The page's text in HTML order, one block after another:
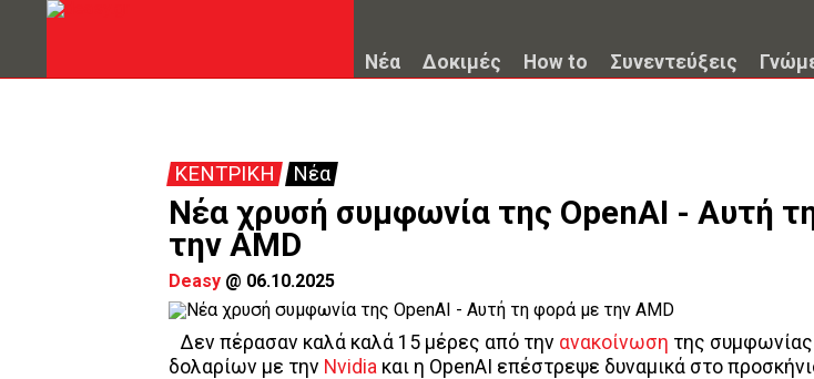
Νέα Δοκιμές How to Συνεντεύξεις
ΚΕΝΤΡΙΚΗ Νέα
Νέα χρυσή συμφωνία της OpenAI - Αυτή
την AMD
Deasy @ 06.10.2025
Δεν πέρασαν καλά καλά 15 μέρες από την ανακοίνωση της
δολαρίων με την Nvidia και η OpenAI επέστρεψε δυναμικά στο